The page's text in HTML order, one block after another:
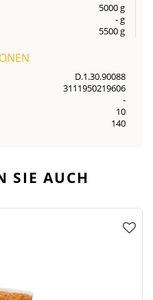
5000 g
- g
5500 g
D.1.30.90088
3111950219606
-
10
140
SIE AUCH